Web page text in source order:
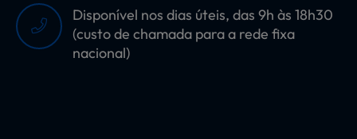
Disponível nos dias úteis, das 9h às 18h30
(custo de chamada para a rede fixa
nacional)